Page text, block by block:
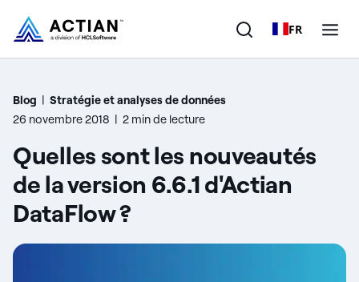
FR
Produits
Clients
Entreprise
Ressources
Blog | Stratégie et analyses de données
26 novembre 2018 | 2 min de lecture
Quelles sont les nouveautés
de la version 6.6.1 d'Actian
DataFlow ?